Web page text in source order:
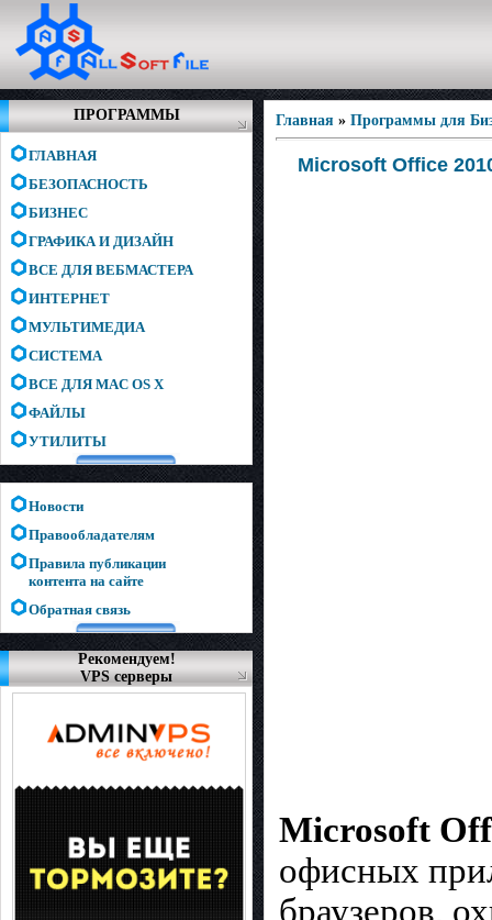
ПРОГРАММЫ
ГЛАВНАЯ
БЕЗОПАСНОСТЬ
БИЗНЕС
ГРАФИКА И ДИЗАЙН
ВСЕ ДЛЯ ВЕБМАСТЕРА
ИНТЕРНЕТ
МУЛЬТИМЕДИА
СИСТЕМА
ВСЕ ДЛЯ MAC OS X
ФАЙЛЫ
УТИЛИТЫ
Новости
Правообладателям
Правила публикации
контента на сайте
Обратная связь
Рекомендуем!
VPS серверы
Главная » Программы для
Microsoft Office
Microsoft
офисных
браузеров,